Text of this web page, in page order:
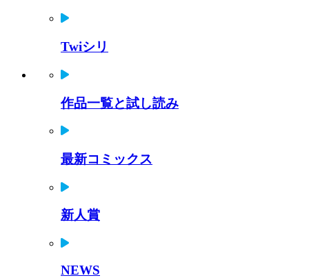
Twiシリ
作品一覧と試し読み
最新コミックス
新人賞
NEWS